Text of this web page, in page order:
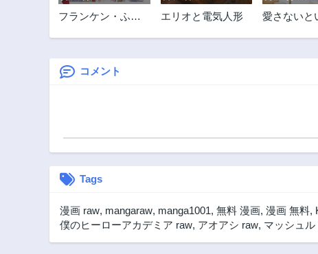
フランケン・ふら
エリオと電気人形
愛さないと
面目軍人に
コメント
Tags
漫画 raw, mangaraw, manga1001, 無料 漫画, 漫画 無料,
僕のヒーローアカデミア raw, アオアシ raw, マッシュル